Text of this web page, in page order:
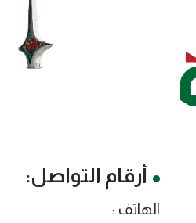
أرقام التواصل:
الهاتف :